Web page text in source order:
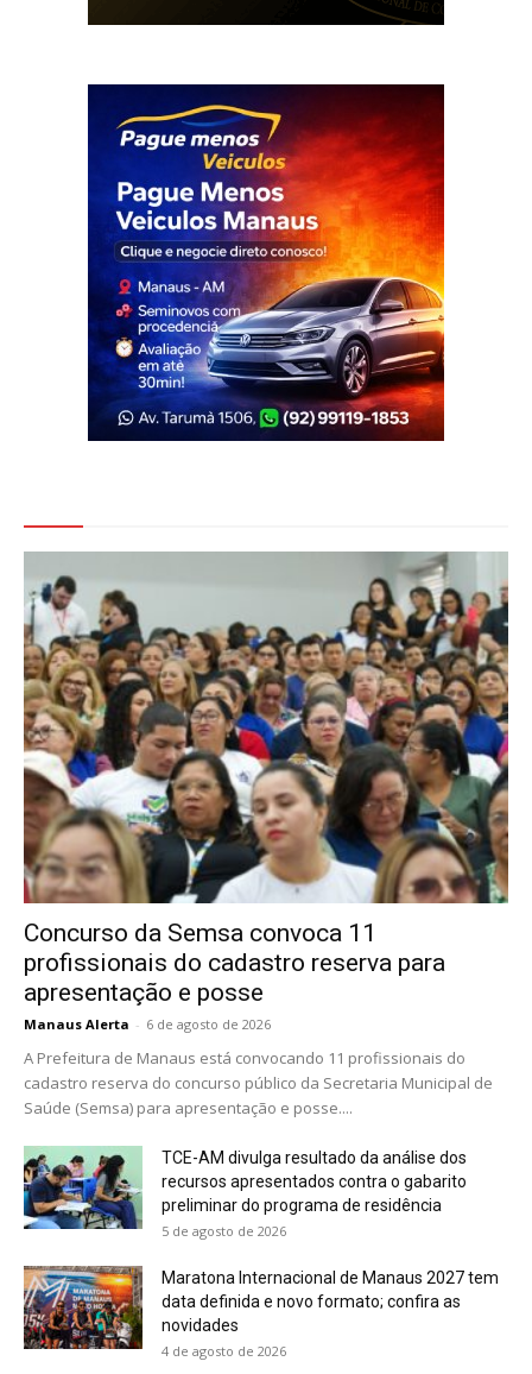
Concurso da Semsa convoca 11
profissionais do cadastro reserva para
apresentação e posse
Manaus Alerta - 6 de agosto de 2026
A Prefeitura de Manaus está convocando 11 profissionais do
cadastro reserva do concurso público da Secretaria Municipal de
Saúde (Semsa) para apresentação e posse....
TCE-AM divulga resultado da análise dos
recursos apresentados contra o gabarito
preliminar do programa de residência
5 de agosto de 2026
Maratona Internacional de Manaus 2027 tem
data definida e novo formato; confira as
novidades
4 de agosto de 2026